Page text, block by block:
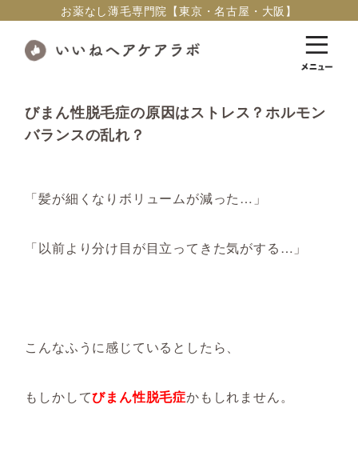
お薬なし薄毛専門院【東京・名古屋・大阪】
びまん性脱毛症の原因はストレス？ホルモン
バランスの乱れ？
「髪が細くなりボリュームが減った…」
「以前より分け目が目立ってきた気がする…」
こんなふうに感じているとしたら、
もしかしてびまん性脱毛症かもしれません。